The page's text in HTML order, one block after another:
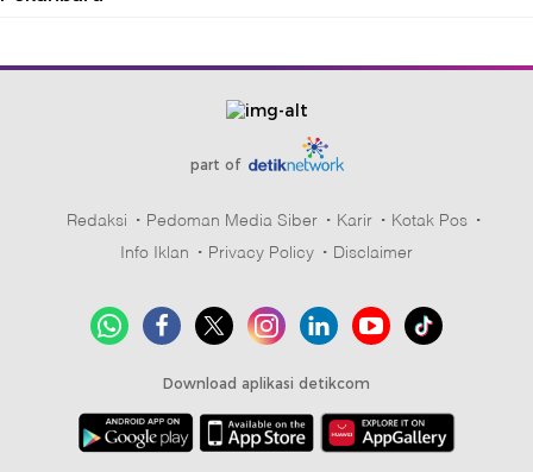
part of
Redaksi Pedoman Media Siber Karir
Kotak Pos
Info Iklan
Privacy Policy Disclaimer
Download aplikasi detikcom